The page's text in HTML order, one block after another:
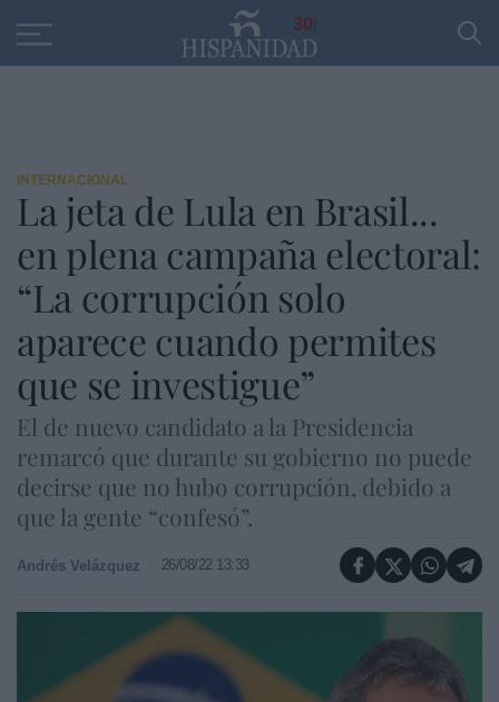
30
INTERNACIONAL
La jeta de Lula en Brasil...
en plena campaña electoral:
“La corrupción solo
aparece cuando permites
que se investigue”
El de nuevo candidato a la Presidencia
remarcó que durante su gobierno no puede
decirse que no hubo corrupción, debido a
que la gente “confesó”.
Andrés Velázquez 26/08/22 13:33